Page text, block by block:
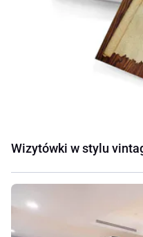
Wizytówki w stylu